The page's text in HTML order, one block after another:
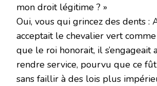
mon droit légitime ? »
Oui, vous qui grincez des dents :
acceptait le chevalier vert
que le roi honorait, il s’engageait
rendre service, pourvu que ce
sans faillir à des lois plus